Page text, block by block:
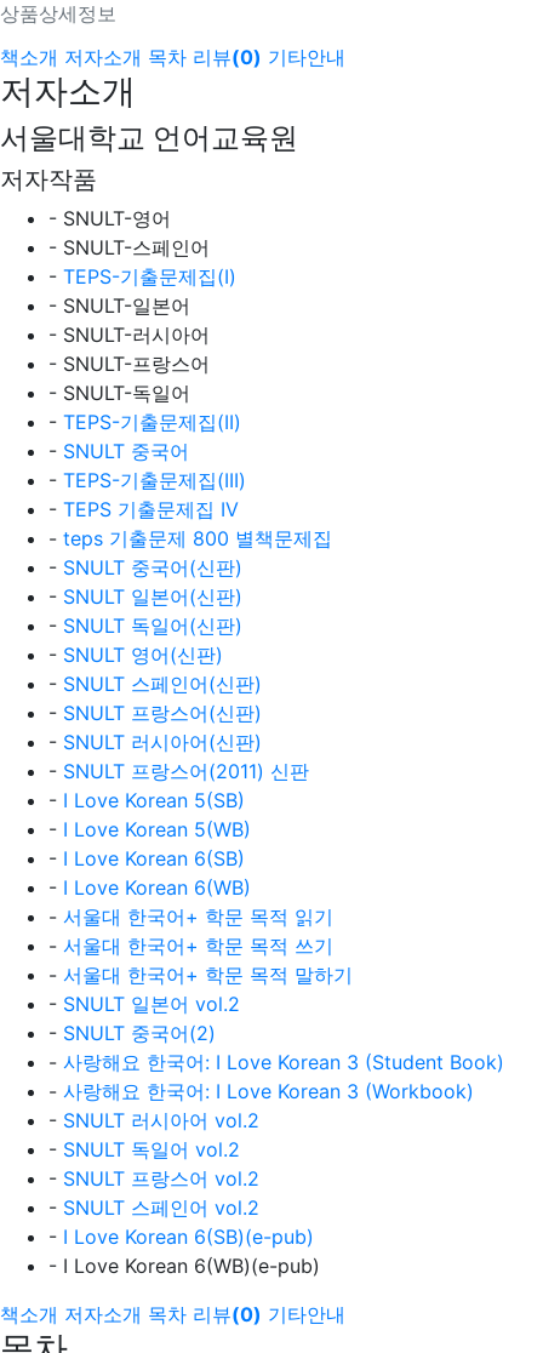
상품상세정보
책소개 저자소개 목차 리뷰(0) 기타안내
저자소개
서울대학교 언어교육원
저자작품
- SNULT-영어
- SNULT-스페인어
- TEPS-기출문제집(I)
- SNULT-일본어
- SNULT-러시아어
- SNULT-프랑스어
- SNULT-독일어
- TEPS-기출문제집(II)
- SNULT 중국어
- TEPS-기출문제집(III)
- TEPS 기출문제집 IV
- teps 기출문제 800 별책문제집
- SNULT 중국어(신판)
- SNULT 일본어(신판)
- SNULT 독일어(신판)
- SNULT 영어(신판)
- SNULT 스페인어(신판)
- SNULT 프랑스어(신판)
- SNULT 러시아어(신판)
- SNULT 프랑스어(2011) 신판
- I Love Korean 5(SB)
- I Love Korean 5(WB)
- I Love Korean 6(SB)
- I Love Korean 6(WB)
- 서울대 한국어+ 학문 목적 읽기
- 서울대 한국어+ 학문 목적 쓰기
- 서울대 한국어+ 학문 목적 말하기
- SNULT 일본어 vol.2
- SNULT 중국어(2)
- 사랑해요 한국어: I Love Korean 3 (Student Book)
- 사랑해요 한국어: I Love Korean 3 (Workbook)
- SNULT 러시아어 vol.2
- SNULT 독일어 vol.2
- SNULT 프랑스어 vol.2
- SNULT 스페인어 vol.2
- I Love Korean 6(SB)(e-pub)
- I Love Korean 6(WB)(e-pub)
책소개 저자소개 목차 리뷰(0) 기타안내